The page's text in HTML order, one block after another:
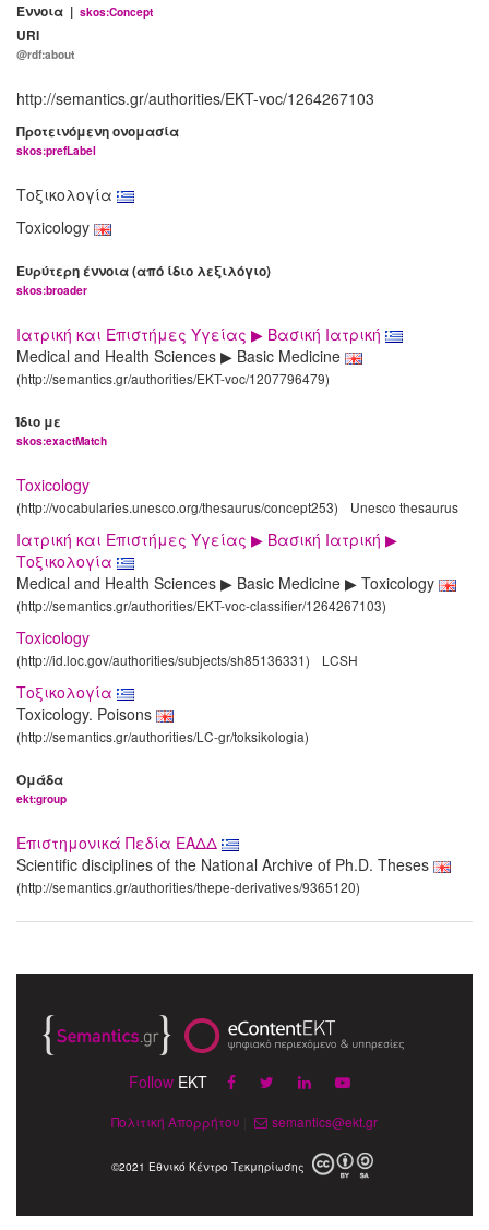
Έννοια | skos:Concept
URI
@rdf:about
http://semantics.gr/authorities/EKT-voc/1264267103
Προτεινόμενη ονομασία
skos:prefLabel
Τοξικολογία
Toxicology
Ευρύτερη έννοια (από ίδιο λεξιλόγιο)
skos:broader
Ιατρική και Επιστήμες Υγείας ▶ Βασική Ιατρική
Medical and Health Sciences ▶ Basic Medicine
(http://semantics.gr/authorities/EKT-voc/1207796479)
Ίδιο με
skos:exactMatch
Toxicology
(http://vocabularies.unesco.org/thesaurus/concept253) Unesco thesaurus
Ιατρική και Επιστήμες Υγείας ▶ Βασική Ιατρική ▶
Τοξικολογία
Medical and Health Sciences ▶ Basic Medicine ▶ Toxicology
(http://semantics.gr/authorities/EKT-voc-classifier/1264267103)
Toxicology
(http://id.loc.gov/authorities/subjects/sh85136331) LCSH
Τοξικολογία
Toxicology. Poisons
(http://semantics.gr/authorities/LC-gr/toksikologia)
Ομάδα
ekt:group
Επιστημονικά Πεδία ΕΑΔΔ
Scientific disciplines of the National Archive of Ph.D. Theses
(http://semantics.gr/authorities/thepe-derivatives/9365120)
Follow EKT
Πολιτική Απορρήτου semantics@ekt.gr
©2021 Εθνικό Κέντρο Τεκμηρίωσης